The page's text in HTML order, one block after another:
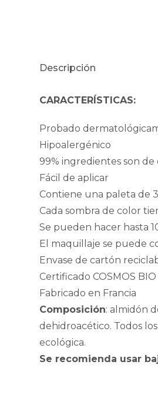
Descripción
CARACTERÍSTICAS:
Probado
Hipoalergénico
99% ingredientes son
Fácil de aplicar
Contiene una paleta de
Cada sombra de color
Se pueden hacer hasta
El maquillaje se puede
Envase de cartón
Certificado COSMOS BIO
Fabricado en Francia
Composición: almidón
dehidroacético. Todos
ecológica.
Se recomienda usar